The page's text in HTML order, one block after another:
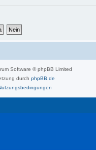
Software © phpBB Limited
durch phpBB.de